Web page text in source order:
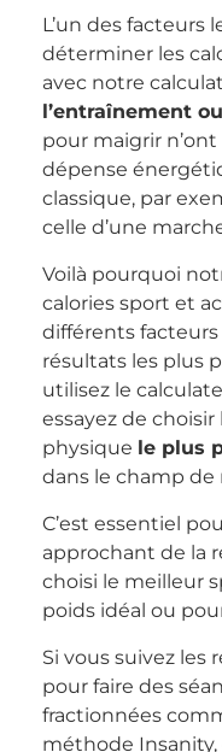
L’un des facteurs
déterminer les
avec notre
l’entraînement
pour maigrir
dépense
classique, par
celle d’une
Voilà pourquoi
calories sport et
différents
résultats les plus
utilisez le
essayez de choisir
physique le plus
dans le champ de
C’est essentiel
approchant de la
choisi le meilleur
poids idéal ou
Si vous suivez les
pour faire des
fractionnées
méthode